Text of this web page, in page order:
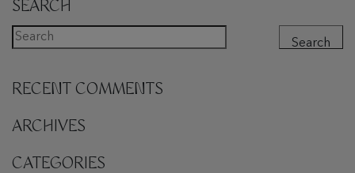
SEARCH
Search
RECENT COMMENTS
ARCHIVES
CATEGORIES